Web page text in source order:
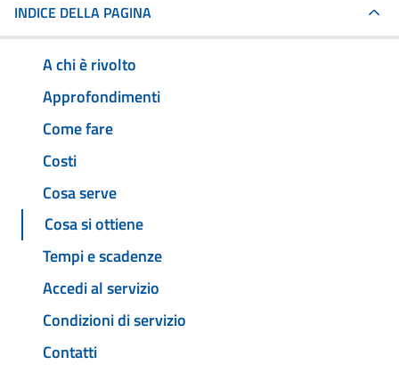
INDICE DELLA PAGINA
A chi è rivolto
Approfondimenti
Come fare
Costi
Cosa serve
Cosa si ottiene
Tempi e scadenze
Accedi al servizio
Condizioni di servizio
Contatti